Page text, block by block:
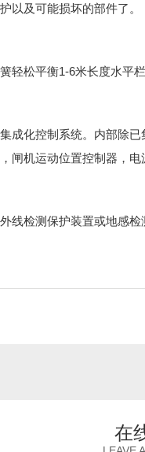
以及可能损坏的部件了。
轻松平衡1-6米长度水平
成化控制系统。内部除
闸机运动位置控制器，电
线检测保护装置或地感
在